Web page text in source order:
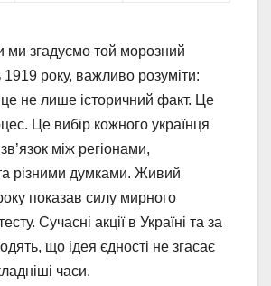
ми згадуємо той морозний
1919 року, важливо розуміти:
не лише історичний факт. Це
Це вибір кожного українця
між регіонами,
різними думками. Живий
показав силу мирного
Сучасні акції в Україні та за
що ідея єдності не згасає
часи.